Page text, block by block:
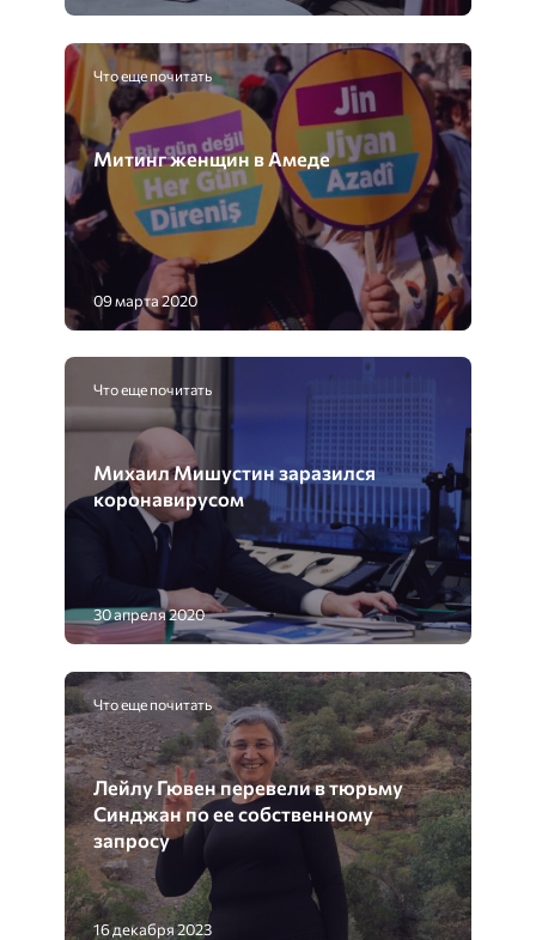
Что еще почитать
Митинг женщин в Амеде
09 марта 2020
Что еще почитать
Михаил Мишустин заразился
коронавирусом
30 апреля 2020
Что еще почитать
Лейлу Гювен перевели в тюрьму
Синджан по ее собственному
запросу
16 декабря 2023